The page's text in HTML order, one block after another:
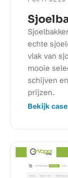
echte
vlak van
mooie
schijven
prijzen.
Bekijk